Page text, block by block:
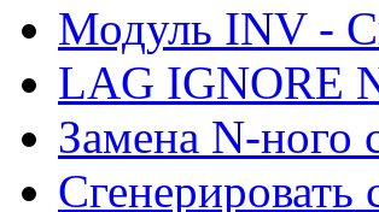
Модуль INV -
LAG IGNORE
Замена N-ного
Сгенерировать